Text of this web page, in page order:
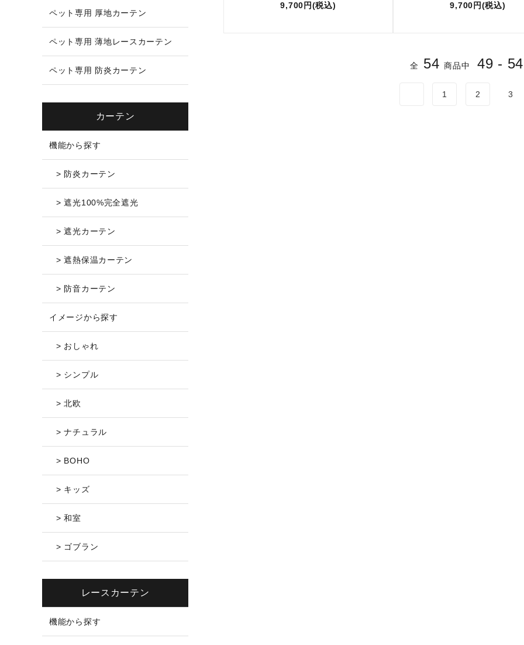
9,700円(税込) 9,700円(税込)
全 54 商品中 49 - 54
1 2 3
ペット専用 厚地カーテン
ペット専用 薄地レースカーテン
ペット専用 防炎カーテン
カーテン
機能から探す
> 防炎カーテン
> 遮光100%完全遮光
> 遮光カーテン
> 遮熱保温カーテン
> 防音カーテン
イメージから探す
> おしゃれ
> シンプル
> 北欧
> ナチュラル
> BOHO
> キッズ
> 和室
> ゴブラン
レースカーテン
機能から探す